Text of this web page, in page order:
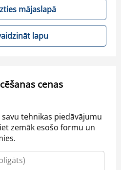
mājaslapā
lapu
cenas
savu tehnikas piedāvājumu
zemāk esošo formu un